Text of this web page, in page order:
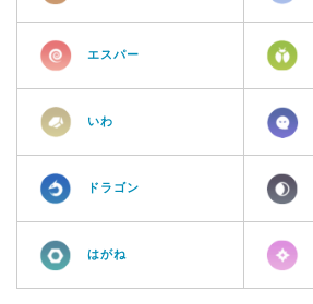
エスパー
いわ
ドラゴン
はがね